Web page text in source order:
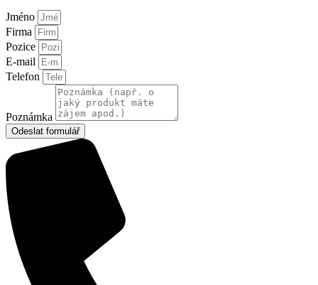
Jméno
Firma
Pozice
E-mail
Telefon
Poznámka
Odeslat formulář